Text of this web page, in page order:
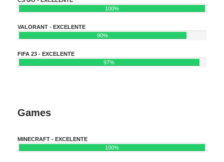
100%
VALORANT - EXCELENTE
90%
FIFA 23 - EXCELENTE
97%
Games
MINECRAFT - EXCELENTE
100%